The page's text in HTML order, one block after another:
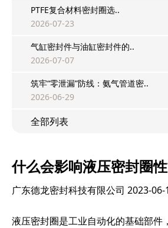
PTFE复合材料密封圈选..
2026-07-23
气缸密封件与油缸密封件的..
2026-07-07
筑牢“零泄漏”防线：氨气管道密..
2026-06-29
全部列表
什么会影响液压密封圈
广东德龙密封科技有限公司 2023-06-
液压密封圈是工业自动化的基础部件